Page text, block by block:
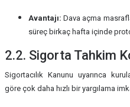
Avantajı: Dava açma
süreç birkaç hafta içinde
2.2. Sigorta Tahkim
Sigortacılık Kanunu uyarınca
göre çok daha hızlı bir yargılama